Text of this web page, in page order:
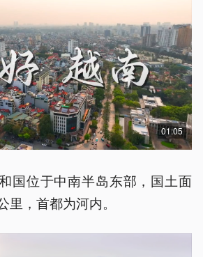
01:05
国位于中南半岛东部，国土面
，首都为河内。